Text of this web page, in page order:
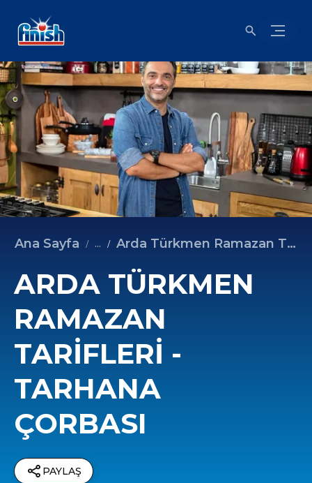
Ana Sayfa ... Arda Türkmen Ramazan Tarifleri - Tarhana Çorbası
ARDA TÜRKMEN
RAMAZAN
TARIFLERI -
TARHANA
ÇORBASI
PAYLAŞ